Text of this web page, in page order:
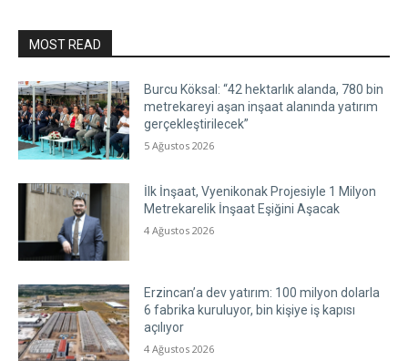
MOST READ
Burcu Köksal: “42 hektarlık alanda, 780 bin
metrekareyi aşan inşaat alanında yatırım
gerçekleştirilecek”
5 Ağustos 2026
İlk İnşaat, Vyenikonak Projesiyle 1 Milyon
Metrekarelik İnşaat Eşiğini Aşacak
4 Ağustos 2026
Erzincan’a dev yatırım: 100 milyon dolarla
6 fabrika kuruluyor, bin kişiye iş kapısı
açılıyor
4 Ağustos 2026